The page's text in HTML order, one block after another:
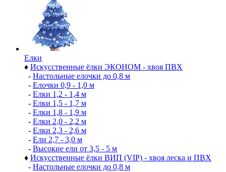
Елки
♦ Искусственные ёлки ЭКОНОМ - хвоя ПВХ
- Настольные елочки до 0,8 м
- Елочки 0,9 - 1,0 м
- Елки 1,2 - 1,4 м
- Елки 1,5 - 1,7 м
- Елки 1,8 - 1,9 м
- Елки 2,0 - 2,2 м
- Елки 2,3 - 2,6 м
- Ели 2,7 - 3,0 м
- Высокие ели от 3,5 - 5 м
♦ Искусственные ёлки ВИП (VIP) - хвоя леска и ПВХ
- Настольные елочки до 0,8 м